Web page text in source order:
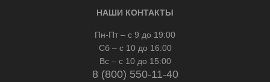
НАШИ КОНТАКТЫ
Пн-Пт – с 9 до 19:00
Сб – с 10 до 16:00
Вс – с 10 до 15:00
8 (800) 550-11-40